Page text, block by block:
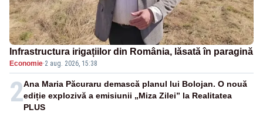
Infrastructura irigațiilor din România, lăsată în paragină
Economie·2 aug. 2026, 15:38
2Ana Maria Păcuraru demască planul lui Bolojan. O nouă
ediție explozivă a emisiunii „Miza Zilei” la Realitatea
PLUS